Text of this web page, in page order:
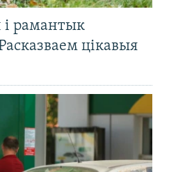
рамантык
цікавыя